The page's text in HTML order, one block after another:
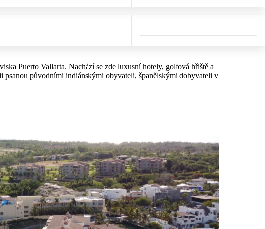
Puerto Vallarta. Nachází se zde luxusní hotely, golfová hřiště a
psanou původními indiánskými obyvateli, španělskými dobyvateli v